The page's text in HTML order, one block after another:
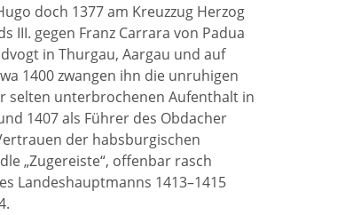
doch 1377 am Kreuzzug Herzog
III. gegen Franz Carrara von Padua
in Thurgau, Aargau und auf
1400 zwangen ihn die unruhigen
selten unterbrochenen Aufenthalt in
1407 als Führer des Obdacher
der habsburgischen
„Zugereiste“, offenbar rasch
Landeshauptmanns 1413–1415